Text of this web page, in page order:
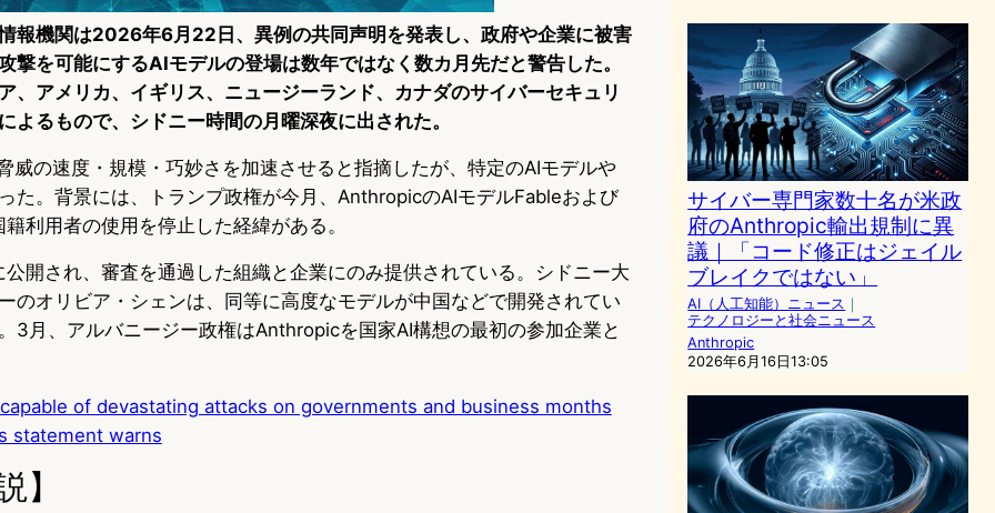
報機関は2026年6月22日、異例の共同声明を発表し、政府や企業に被害
撃を可能にするAIモデルの登場は数年ではなく数カ月先だと警告した。
、アメリカ、イギリス、ニュージーランド、カナダのサイバーセキュリ
よるもので、シドニー時間の月曜深夜に出された。
威の速度・規模・巧妙さを加速させると指摘したが、特定のAIモデルや
た。背景には、トランプ政権が今月、AnthropicのAIモデルFableおよび
利用者の使用を停止した経緯がある。
開され、審査を通過した組織と企業にのみ提供されている。シドニー大
のオリビア・シェンは、同等に高度なモデルが中国などで開発されてい
3月、アルバニージー政権はAnthropicを国家AI構想の最初の参加企業と
of devastating attacks on governments and business months
statement warns
】
サイバー専門家数十名が米政
府のAnthropic輸出規制に異
議｜「コード修正はジェイル
ブレイクではない」
AI（人工知能）ニュース ｜
テクノロジーと社会ニュース
Anthropic
2026年6月16日13:05